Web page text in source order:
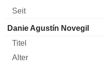
Danie Agustín Novegil